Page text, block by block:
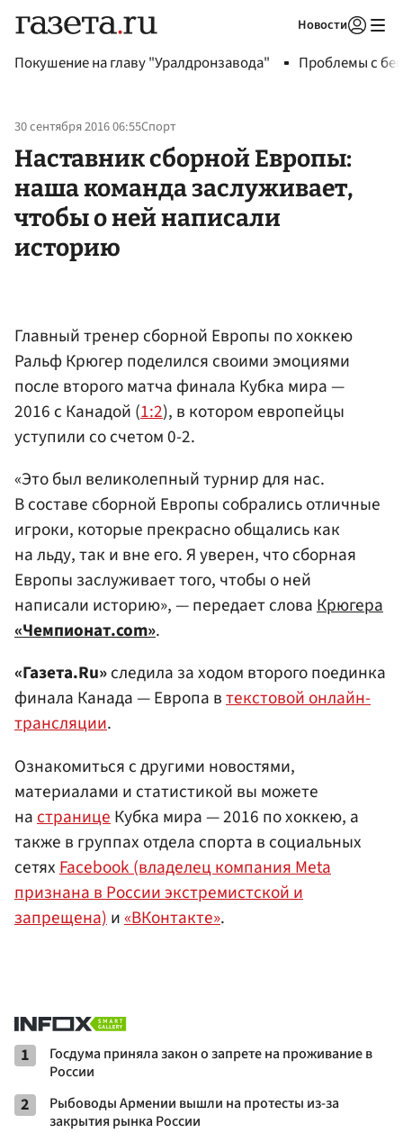
Новости
Покушение на главу "Уралдронзавода" Проблемы с
30 сентября 2016 06:55Спорт
Наставник сборной Европы:
наша команда заслуживает,
чтобы о ней написали
историю
Главный тренер сборной Европы по хоккею
Ральф Крюгер поделился своими эмоциями
после второго матча финала Кубка мира —
2016 с Канадой (1:2), в котором европейцы
уступили со счетом 0-2.
«Это был великолепный турнир для нас.
В составе сборной Европы собрались отличные
игроки, которые прекрасно общались как
на льду, так и вне его. Я уверен, что сборная
Европы заслуживает того, чтобы о ней
написали историю», — передает словаКрюгера
«Чемпионат.com».
«Газета.Ru»следила за ходом второго поединка
финала Канада — Европа втекстовой онлайн-
трансляции.
Ознакомиться с другими новостями,
материалами и статистикой вы можете
на странице Кубка мира — 2016 по хоккею, а
также в группах отдела спорта в социальных
сетях Facebook (владелец компания Meta
признана в России экстремистской и
запрещена) и«ВКонтакте».
1
Госдума приняла закон о запрете на проживание в
России
2
Рыбоводы Армении вышли на протесты из-за
закрытия рынка России